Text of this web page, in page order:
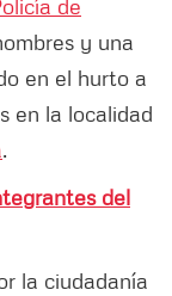
de
y una
en el hurto a
en la localidad
.
del
la ciudadanía